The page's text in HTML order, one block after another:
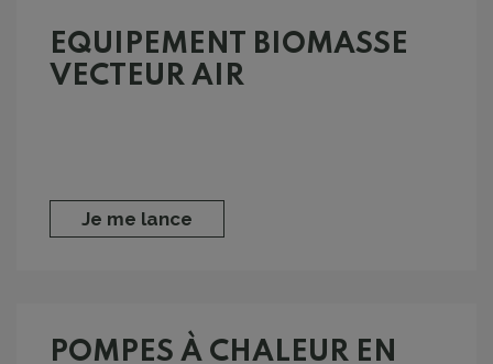
EQUIPEMENT BIOMASSE
VECTEUR AIR
Je me lance
POMPES À CHALEUR EN